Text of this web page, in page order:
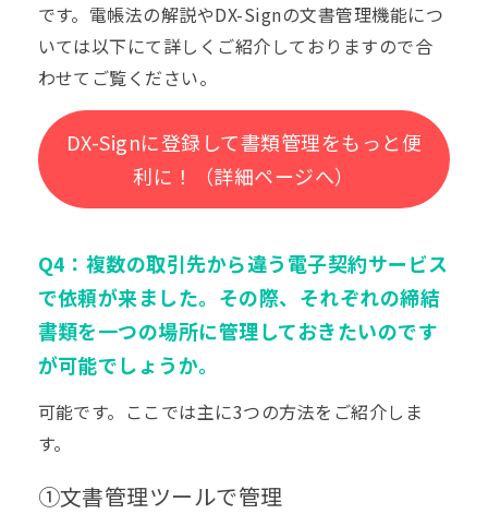
です。電帳法の解説やDX-Signの文書管理機能につ
いては以下にて詳しくご紹介しておりますので合
わせてご覧ください。
DX-Signに登録して書類管理をもっと便
利に！（詳細ページへ）
Q4：複数の取引先から違う電子契約サービス
で依頼が来ました。その際、それぞれの締結
書類を一つの場所に管理しておきたいのです
が可能でしょうか。
可能です。ここでは主に3つの方法をご紹介しま
す。
①文書管理ツールで管理